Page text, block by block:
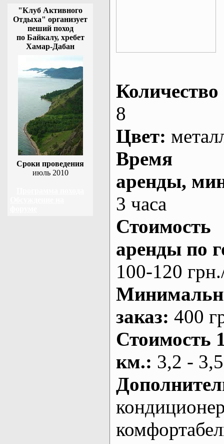
"Клуб Активного
Отдыха" организует
пеший поход
по Байкалу, хребет
Хамар-Дабан
Сроки проведения
июль 2010
Количество
8
Цвет:
Время
аренды,
3 часа
Стоимость
аренды по
100-120
заказ: 400
Стоимость
км.: 3,2 -